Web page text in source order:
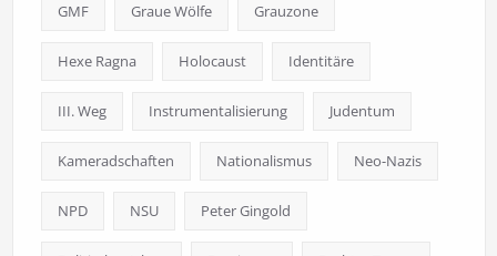
GMF Graue Wölfe Grauzone
Hexe Ragna Holocaust Identitäre
III. Weg Instrumentalisierung Judentum
Kameradschaften Nationalismus Neo-Nazis
NPD NSU Peter Gingold